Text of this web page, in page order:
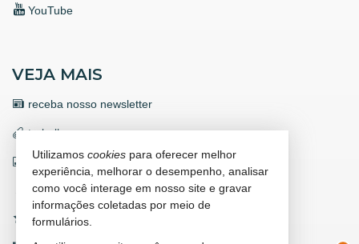
YouTube
VEJA MAIS
receba nosso newsletter
trabalhe conosco
indicadores financeiros
cadastre seu imóvel
imóveis favoritos
Utilizamos cookies para oferecer melhor
experiência, melhorar o desempenho, analisar
como você interage em nosso site e gravar
informações coletadas por meio de
formulários.